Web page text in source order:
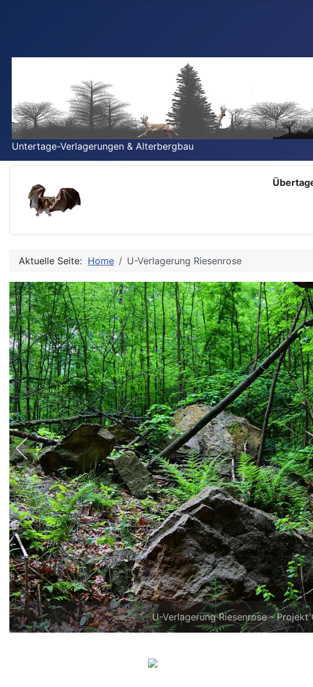
Untertage-Verlagerungen & Alterbergbau
Aktuelle Seite: Home U-Verlagerung Riesenrose
U-Verlagerung Riesenrose - Projekt